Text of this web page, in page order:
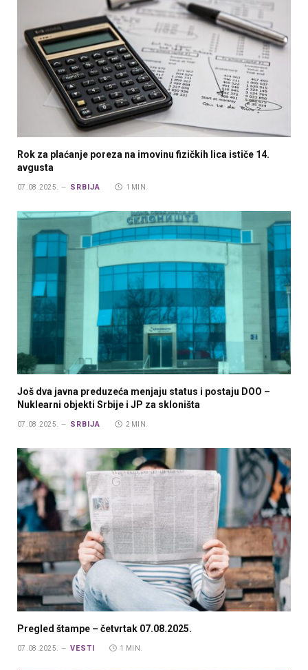
Rok za plaćanje poreza na imovinu fizičkih lica ističe 14.
avgusta
07.08.2025. SRBIJA 1 MIN.
Još dva javna preduzeća menjaju status i postaju DOO –
Nuklearni objekti Srbije i JP za skloništa
07.08.2025. SRBIJA 2 MIN.
Pregled štampe – četvrtak 07.08.2025.
07.08.2025. VESTI 1 MIN.